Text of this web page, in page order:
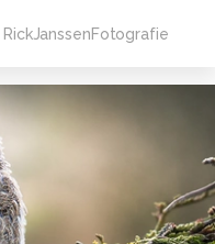
RickJanssenFotografie